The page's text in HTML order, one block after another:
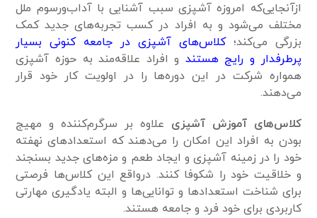
ازآنجایی‌که امروزه آشپزی سبب آشنایی با آداب‌ورسوم ملل
مختلف می‌شود و به افراد در کسب تجربه‌های جدید کمک
بزرگی می‌کند؛کلاس‌های آشپزی در جامعه کنونی بسیار
پرطرفدار و رایج هستند و افراد علاقه‌مند به حوزه آشپزی
همواره شرکت در این دوره‌ها را در اولویت کار خود قرار
می‌دهند.
کلاس‌های آموزش آشپزی علاوه بر سرگرم‌کننده و مهیج
بودن به افراد این امکان را می‌دهند که استعداد‌های نهفته
خود را در زمینه آشپزی و ایجاد طعم و مزه‌های جدید بسنجند
و خلاقیت خود را شکوفا کنند. درواقع این کلاس‌ها فرصتی
برای شناخت استعداد‌ها و توانایی‌ها و البته یادگیری مهارتی
کاربردی برای خود فرد و جامعه هستند.